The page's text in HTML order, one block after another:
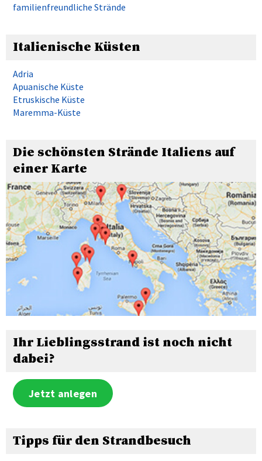
familienfreundliche Strände
Italienische Küsten
Adria
Apuanische Küste
Etruskische Küste
Maremma-Küste
Die schönsten Strände Italiens auf
einer Karte
Ihr Lieblingsstrand ist noch nicht
dabei?
Jetzt anlegen
Tipps für den Strandbesuch